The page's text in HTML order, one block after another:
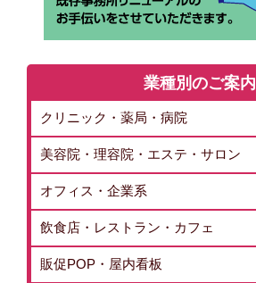
業種別のご案内
クリニック・薬局・病院
美容院・理容院・エステ・サロン
オフィス・企業系
飲食店・レストラン・カフェ
販促POP・屋内看板